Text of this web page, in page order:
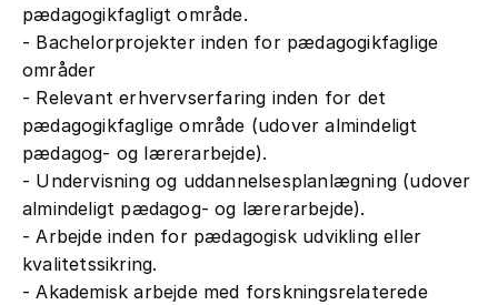
pædagogikfagligt område.
- Bachelorprojekter inden for pædagogikfaglige
områder
- Relevant erhvervserfaring inden for det
pædagogikfaglige område (udover almindeligt
pædagog- og lærerarbejde).
- Undervisning og uddannelsesplanlægning (udover
almindeligt pædagog- og lærerarbejde).
- Arbejde inden for pædagogisk udvikling eller
kvalitetssikring.
- Akademisk arbejde med forskningsrelaterede